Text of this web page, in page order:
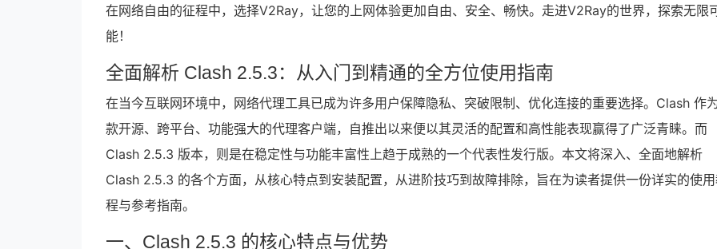
在网络自由的征程中，选择V2Ray，让您的上网体验更加自由、安全、畅快。走进V2Ray的世界，探索无限
能！
全面解析 Clash 2.5.3：从入门到精通的全方位使用指南
在当今互联网环境中，网络代理工具已成为许多用户保障隐私、突破限制、优化连接的重要选择。Clash 作
款开源、跨平台、功能强大的代理客户端，自推出以来便以其灵活的配置和高性能表现赢得了广泛青睐。而
Clash 2.5.3 版本，则是在稳定性与功能丰富性上趋于成熟的一个代表性发行版。本文将深入、全面地解析
Clash 2.5.3 的各个方面，从核心特点到安装配置，从进阶技巧到故障排除，旨在为读者提供一份详实的使
程与参考指南。
一、Clash 2.5.3 的核心特点与优势